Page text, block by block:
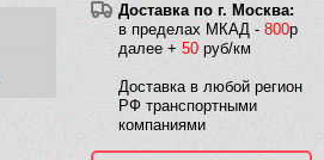
Доставка по г. Москва:
в пределах МКАД - 800р
далее + 50 руб/км
Доставка в любой регион
РФ транспортными
компаниями